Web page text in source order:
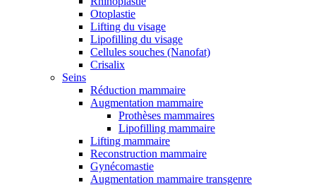
Otoplastie
Lifting du visage
Lipofilling du visage
Cellules souches (Nanofat)
Crisalix
Seins
Réduction mammaire
Augmentation mammaire
Prothèses mammaires
Lipofilling mammaire
Lifting mammaire
Reconstruction mammaire
Gynécomastie
Augmentation mammaire transgenre